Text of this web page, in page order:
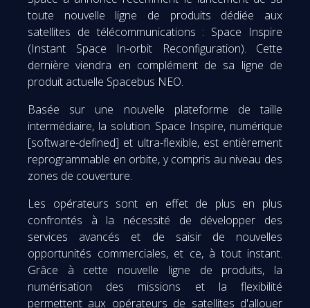
toute nouvelle ligne de produits dédiée aux
satellites de télécommunications : Space Inspire
(Instant Space In-orbit Reconfiguration). Cette
dernière viendra en complément de sa ligne de
produit actuelle Spacebus NEO.
Basée sur une nouvelle plateforme de taille
intermédiaire, la solution Space Inspire, numérique
[software-defined] et ultra-flexible, est entièrement
reprogrammable en orbite, y compris au niveau des
zones de couverture.
Les opérateurs sont en effet de plus en plus
confrontés à la nécessité de développer des
services avancés et de saisir de nouvelles
opportunités commerciales, et ce, à tout instant.
Grâce à cette nouvelle ligne de produits, la
numérisation des missions et la flexibilité
permettent aux opérateurs de satellites d'allouer